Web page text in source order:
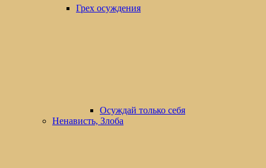
Грех осуждения
Осуждай только себя
Ненависть, Злоба